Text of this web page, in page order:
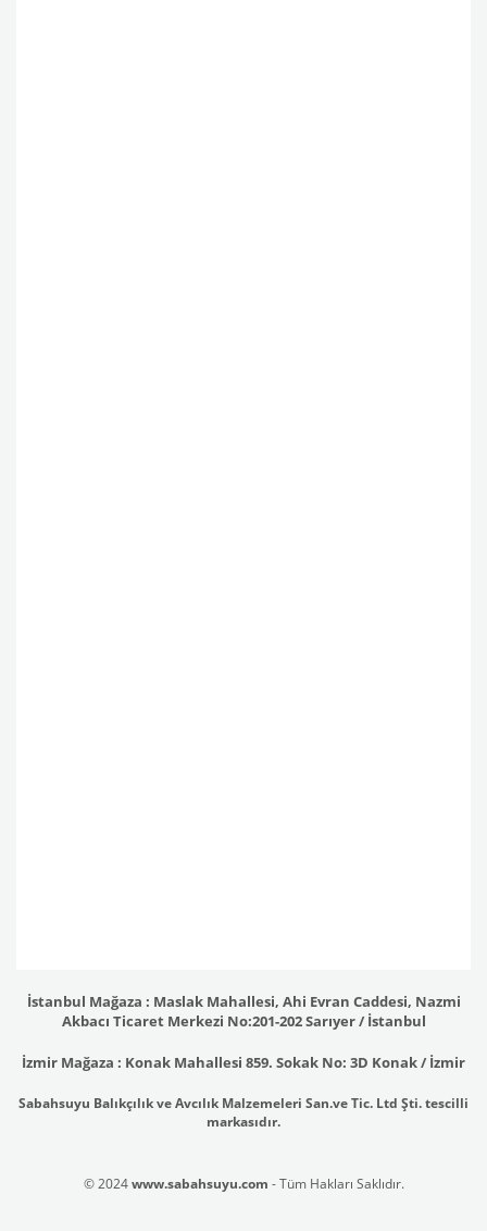
İstanbul Mağaza : Maslak Mahallesi, Ahi Evran Caddesi, Nazmi
Akbacı Ticaret Merkezi No:201-202 Sarıyer / İstanbul
İzmir Mağaza : Konak Mahallesi 859. Sokak No: 3D Konak / İzmir
Sabahsuyu Balıkçılık ve Avcılık Malzemeleri San.ve Tic. Ltd Şti. tescilli
markasıdır.
© 2024www.sabahsuyu.com - Tüm Hakları Saklıdır.